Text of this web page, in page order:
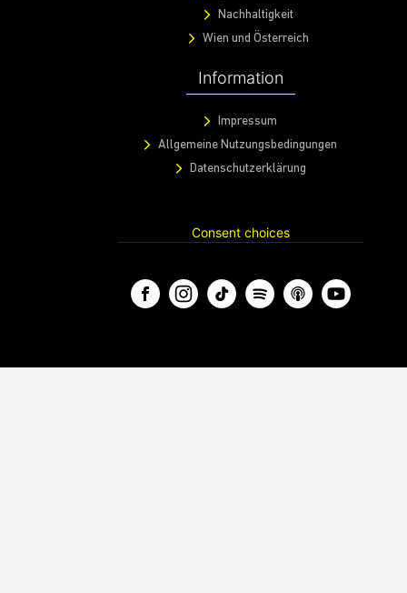
Nachhaltigkeit
Wien und Österreich
Information
Impressum
Allgemeine Nutzungsbedingungen
Datenschutzerklärung
Consent choices